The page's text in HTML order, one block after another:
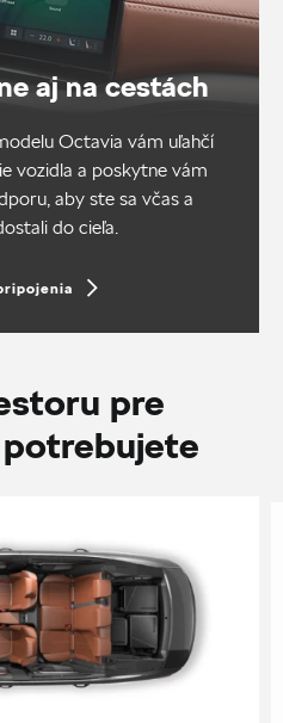
aj na cestách
Octavia vám uľahčí
vozidla a poskytne vám
aby ste sa včas a
do cieľa.
pre